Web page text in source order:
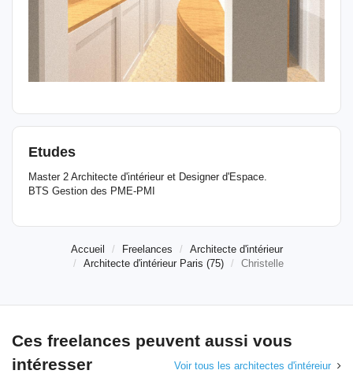
Etudes
Master 2 Architecte d'intérieur et Designer d'Espace.
BTS Gestion des PME-PMI
Accueil Freelances
Architecte d'intérieur
Architecte d'intérieur Paris (75)
Christelle
Ces freelances peuvent aussi vous
intéresser
Voir tous les architectes d'intéreiur